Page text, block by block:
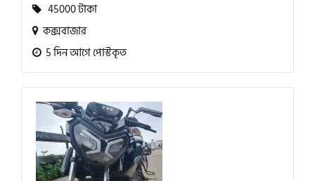
45000 টাকা
কক্সবাজার
5 দিন আগে পোস্টকৃত